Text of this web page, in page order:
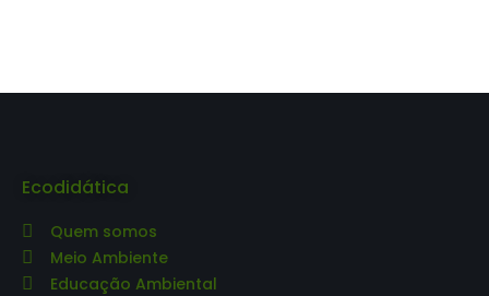
Ecodidática
Quem somos
Meio Ambiente
Educação Ambiental